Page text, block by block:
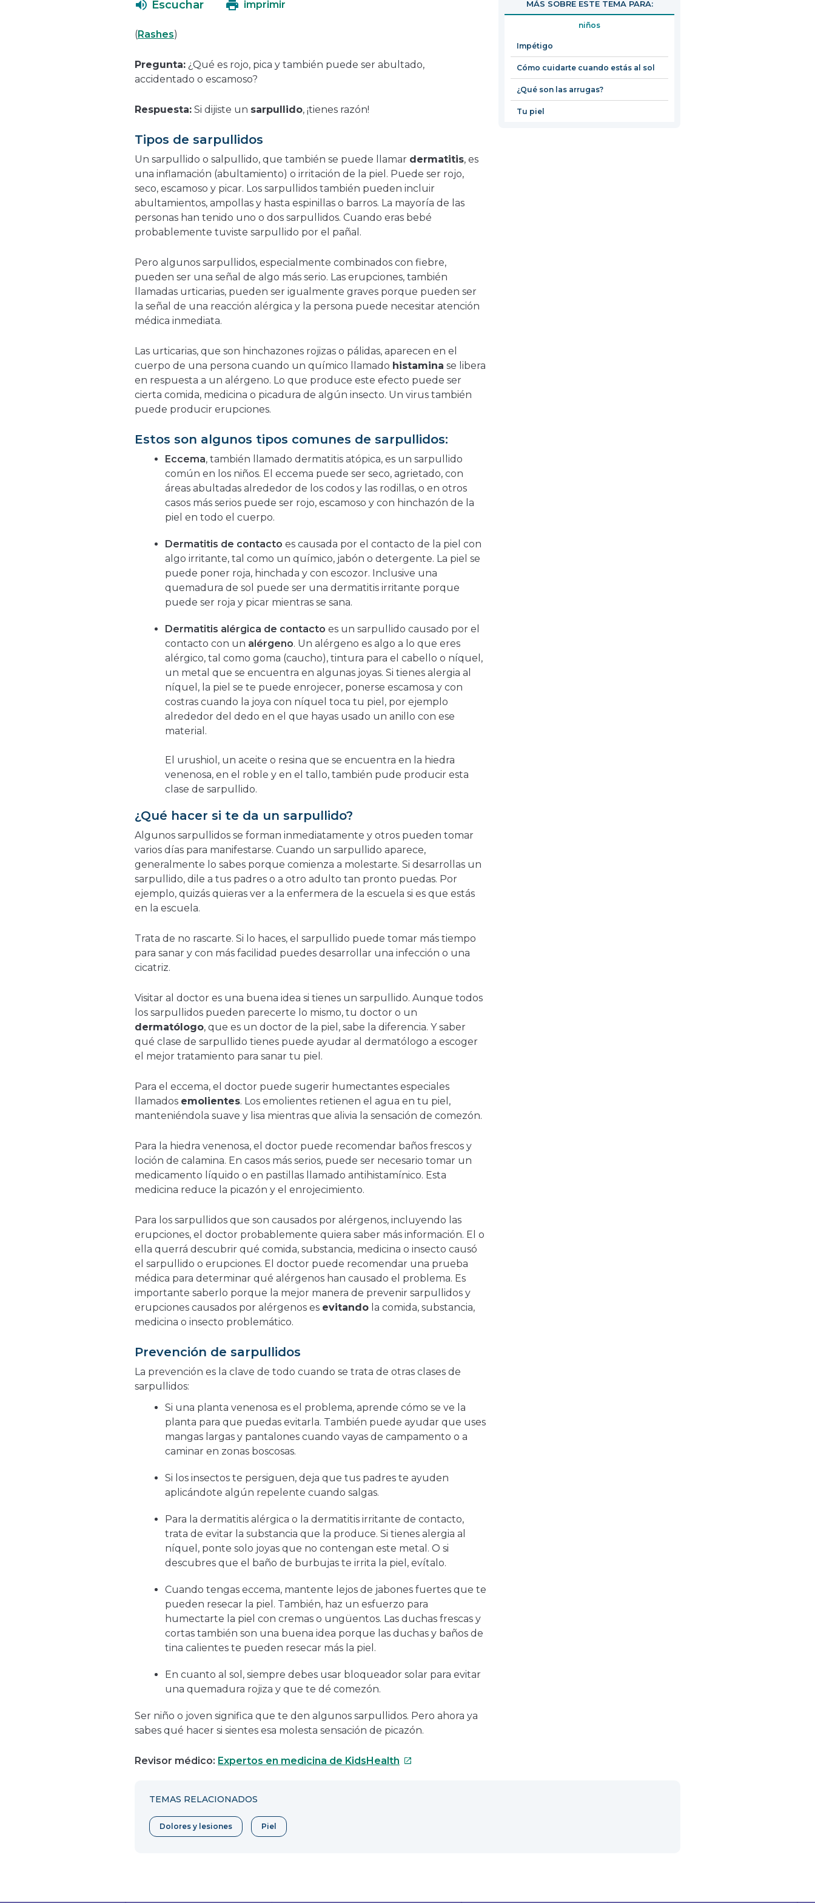
Escuchar imprimir
(Rashes)
Pregunta: ¿Qué es rojo, pica y también puede ser abultado,
accidentado o escamoso?
Respuesta: Si dijiste un sarpullido, ¡tienes razón!
Tipos de sarpullidos
Un sarpullido o salpullido, que también se puede llamar dermatitis, es
una inflamación (abultamiento) o irritación de la piel. Puede ser rojo,
seco, escamoso y picar. Los sarpullidos también pueden incluir
abultamientos, ampollas y hasta espinillas o barros. La mayoría de las
personas han tenido uno o dos sarpullidos. Cuando eras bebé
probablemente tuviste sarpullido por el pañal.
Pero algunos sarpullidos, especialmente combinados con fiebre,
pueden ser una señal de algo más serio. Las erupciones, también
llamadas urticarias, pueden ser igualmente graves porque pueden ser
la señal de una reacción alérgica y la persona puede necesitar atención
médica inmediata.
Las urticarias, que son hinchazones rojizas o pálidas, aparecen en el
cuerpo de una persona cuando un químico llamado histamina se libera
en respuesta a un alérgeno. Lo que produce este efecto puede ser
cierta comida, medicina o picadura de algún insecto. Un virus también
puede producir erupciones.
Estos son algunos tipos comunes de sarpullidos:
Eccema, también llamado dermatitis atópica, es un sarpullido
común en los niños. El eccema puede ser seco, agrietado, con
áreas abultadas alrededor de los codos y las rodillas, o en otros
casos más serios puede ser rojo, escamoso y con hinchazón de la
piel en todo el cuerpo.
Dermatitis de contacto es causada por el contacto de la piel con
algo irritante, tal como un químico, jabón o detergente. La piel se
puede poner roja, hinchada y con escozor. Inclusive una
quemadura de sol puede ser una dermatitis irritante porque
puede ser roja y picar mientras se sana.
Dermatitis alérgica de contacto es un sarpullido causado por el
contacto con un alérgeno. Un alérgeno es algo a lo que eres
alérgico, tal como goma (caucho), tintura para el cabello o níquel,
un metal que se encuentra en algunas joyas. Si tienes alergia al
níquel, la piel se te puede enrojecer, ponerse escamosa y con
costras cuando la joya con níquel toca tu piel, por ejemplo
alrededor del dedo en el que hayas usado un anillo con ese
material.
El urushiol, un aceite o resina que se encuentra en la hiedra
venenosa, en el roble y en el tallo, también pude producir esta
clase de sarpullido.
¿Qué hacer si te da un sarpullido?
Algunos sarpullidos se forman inmediatamente y otros pueden tomar
varios días para manifestarse. Cuando un sarpullido aparece,
generalmente lo sabes porque comienza a molestarte. Si desarrollas un
sarpullido, dile a tus padres o a otro adulto tan pronto puedas. Por
ejemplo, quizás quieras ver a la enfermera de la escuela si es que estás
en la escuela.
Trata de no rascarte. Si lo haces, el sarpullido puede tomar más tiempo
para sanar y con más facilidad puedes desarrollar una infección o una
cicatriz.
Visitar al doctor es una buena idea si tienes un sarpullido. Aunque todos
los sarpullidos pueden parecerte lo mismo, tu doctor o un
dermatólogo, que es un doctor de la piel, sabe la diferencia. Y saber
qué clase de sarpullido tienes puede ayudar al dermatólogo a escoger
el mejor tratamiento para sanar tu piel.
Para el eccema, el doctor puede sugerir humectantes especiales
llamados emolientes. Los emolientes retienen el agua en tu piel,
manteniéndola suave y lisa mientras que alivia la sensación de comezón.
Para la hiedra venenosa, el doctor puede recomendar baños frescos y
loción de calamina. En casos más serios, puede ser necesario tomar un
medicamento líquido o en pastillas llamado antihistamínico. Esta
medicina reduce la picazón y el enrojecimiento.
Para los sarpullidos que son causados por alérgenos, incluyendo las
erupciones, el doctor probablemente quiera saber más información. El o
ella querrá descubrir qué comida, substancia, medicina o insecto causó
el sarpullido o erupciones. El doctor puede recomendar una prueba
médica para determinar qué alérgenos han causado el problema. Es
importante saberlo porque la mejor manera de prevenir sarpullidos y
erupciones causados por alérgenos es evitando la comida, substancia,
medicina o insecto problemático.
Prevención de sarpullidos
La prevención es la clave de todo cuando se trata de otras clases de
sarpullidos:
Si una planta venenosa es el problema, aprende cómo se ve la
planta para que puedas evitarla. También puede ayudar que uses
mangas largas y pantalones cuando vayas de campamento o a
caminar en zonas boscosas.
Si los insectos te persiguen, deja que tus padres te ayuden
aplicándote algún repelente cuando salgas.
Para la dermatitis alérgica o la dermatitis irritante de contacto,
trata de evitar la substancia que la produce. Si tienes alergia al
níquel, ponte solo joyas que no contengan este metal. O si
descubres que el baño de burbujas te irrita la piel, evítalo.
Cuando tengas eccema, mantente lejos de jabones fuertes que te
pueden resecar la piel. También, haz un esfuerzo para
humectarte la piel con cremas o ungüentos. Las duchas frescas y
cortas también son una buena idea porque las duchas y baños de
tina calientes te pueden resecar más la piel.
En cuanto al sol, siempre debes usar bloqueador solar para evitar
una quemadura rojiza y que te dé comezón.
Ser niño o joven significa que te den algunos sarpullidos. Pero ahora ya
sabes qué hacer si sientes esa molesta sensación de picazón.
Revisor médico: Expertos en medicina de KidsHealth Este
MÁS SOBRE ESTE TEMA PARA:
niños
Impétigo
Cómo cuidarte cuando estás al sol
¿Qué son las arrugas?
Tu piel
TEMAS RELACIONADOS
Dolores y lesiones Piel